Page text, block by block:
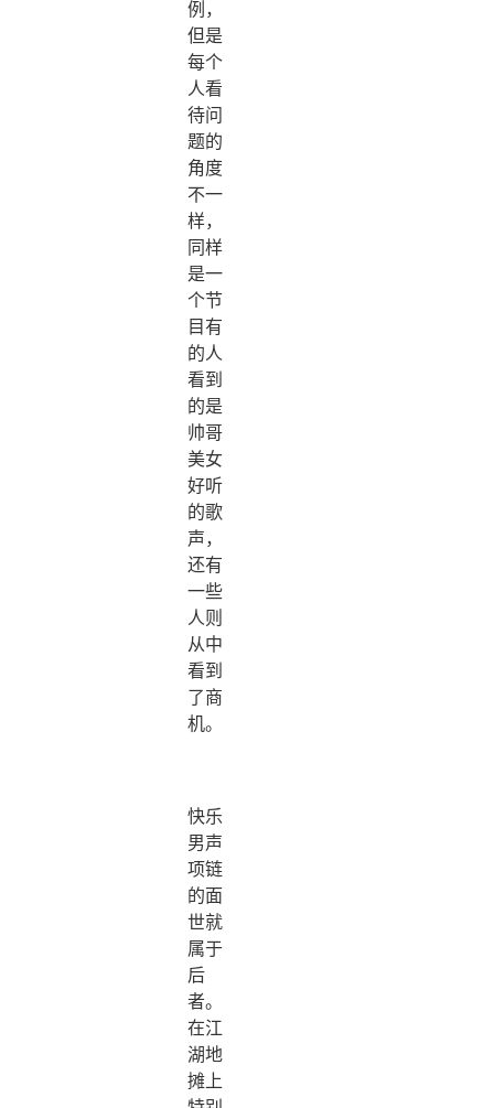
例，
但是
每个
人看
待问
题的
角度
不一
样，
同样
是一
个节
目有
的人
看到
的是
帅哥
美女
好听
的歌
声，
还有
一些
人则
从中
看到
了商
机。
快乐
男声
项链
的面
世就
属于
后
者。
在江
湖地
摊上